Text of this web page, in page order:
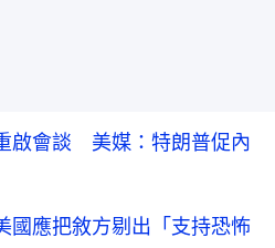
啟會談 美媒：特朗普促內
國應把敘方剔出「支持恐怖